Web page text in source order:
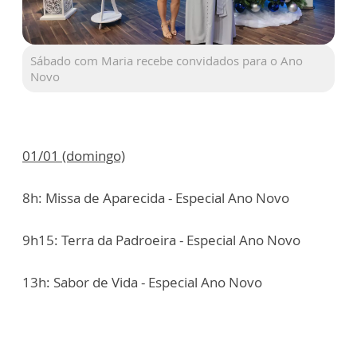
Sábado com Maria recebe convidados para o Ano
Novo
01/01 (domingo)
8h: Missa de Aparecida - Especial Ano Novo
9h15: Terra da Padroeira - Especial Ano Novo
13h: Sabor de Vida - Especial Ano Novo